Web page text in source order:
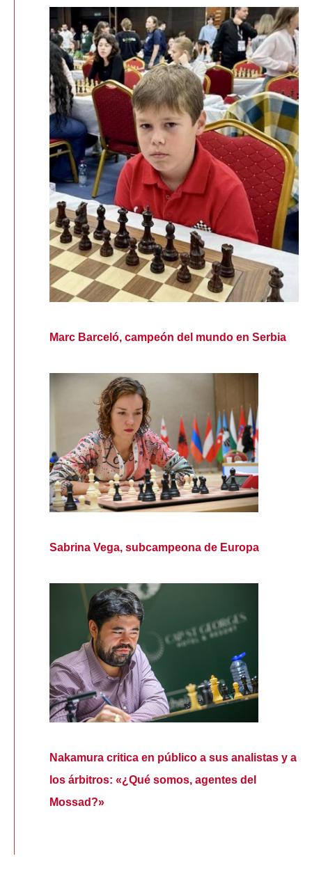
Marc Barceló, campeón del mundo en Serbia
Sabrina Vega, subcampeona de Europa
Nakamura critica en público a sus analistas y a
los árbitros: «¿Qué somos, agentes del
Mossad?»